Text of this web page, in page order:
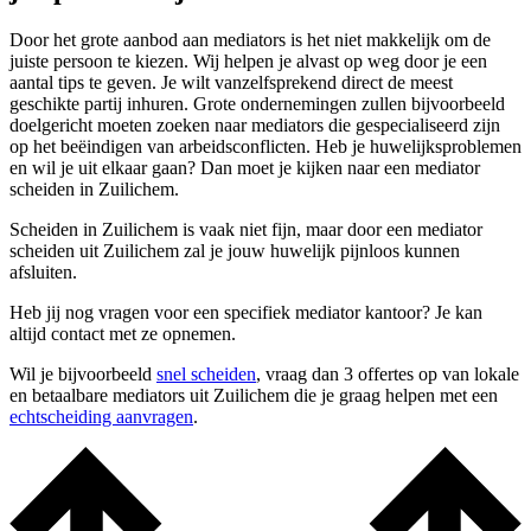
Door het grote aanbod aan mediators is het niet makkelijk om de
juiste persoon te kiezen. Wij helpen je alvast op weg door je een
aantal tips te geven. Je wilt vanzelfsprekend direct de meest
geschikte partij inhuren. Grote ondernemingen zullen bijvoorbeeld
doelgericht moeten zoeken naar mediators die gespecialiseerd zijn
op het beëindigen van arbeidsconflicten. Heb je huwelijksproblemen
en wil je uit elkaar gaan? Dan moet je kijken naar een mediator
scheiden in Zuilichem.
Scheiden in Zuilichem is vaak niet fijn, maar door een mediator
scheiden uit Zuilichem zal je jouw huwelijk pijnloos kunnen
afsluiten.
Heb jij nog vragen voor een specifiek mediator kantoor? Je kan
altijd contact met ze opnemen.
Wil je bijvoorbeeld snel scheiden, vraag dan 3 offertes op van lokale
en betaalbare mediators uit Zuilichem die je graag helpen met een
echtscheiding aanvragen.